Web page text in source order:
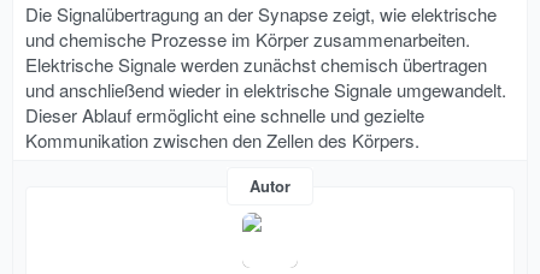
Die Signalübertragung an der Synapse zeigt, wie elektrische
und chemische Prozesse im Körper zusammenarbeiten.
Elektrische Signale werden zunächst chemisch übertragen
und anschließend wieder in elektrische Signale umgewandelt.
Dieser Ablauf ermöglicht eine schnelle und gezielte
Kommunikation zwischen den Zellen des Körpers.
Autor